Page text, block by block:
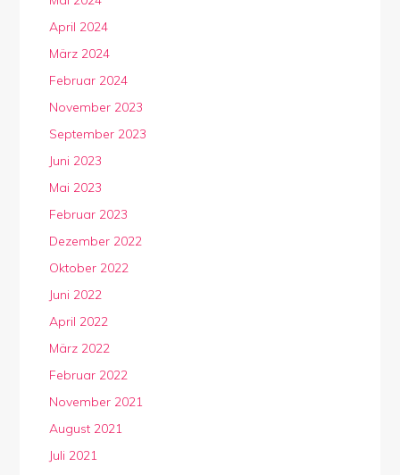
April 2024
März 2024
Februar 2024
November 2023
September 2023
Juni 2023
Mai 2023
Februar 2023
Dezember 2022
Oktober 2022
Juni 2022
April 2022
März 2022
Februar 2022
November 2021
August 2021
Juli 2021